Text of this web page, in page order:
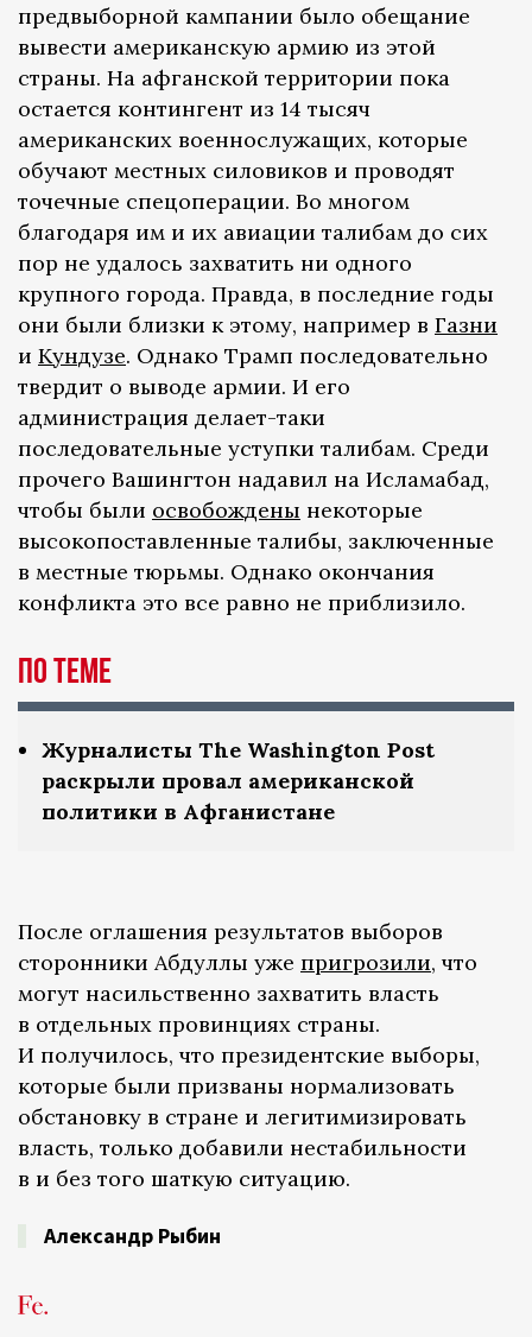
предвыборной кампании было обещание
вывести американскую армию из этой
страны. На афганской территории пока
остается контингент из 14 тысяч
американских военнослужащих, которые
обучают местных силовиков и проводят
точечные спецоперации. Во многом
благодаря им и их авиации талибам до сих
пор не удалось захватить ни одного
крупного города. Правда, в последние годы
они были близки к этому, например в Газни
и Кундузе. Однако Трамп последовательно
твердит о выводе армии. И его
администрация делает-таки
последовательные уступки талибам. Среди
прочего Вашингтон надавил на Исламабад,
чтобы были освобождены некоторые
высокопоставленные талибы, заключенные
в местные тюрьмы. Однако окончания
конфликта это все равно не приблизило.
По теме
Журналисты The Washington Post
раскрыли провал американской
политики в Афганистане
После оглашения результатов выборов
сторонники Абдуллы уже пригрозили, что
могут насильственно захватить власть
в отдельных провинциях страны.
И получилось, что президентские выборы,
которые были призваны нормализовать
обстановку в стране и легитимизировать
власть, только добавили нестабильности
в и без того шаткую ситуацию.
Александр Рыбин